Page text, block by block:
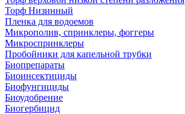
Торф Низинный
Пленка для водоемов
Микрополив, спринклеры, фоггеры
Микроспринклеры
Пробойники для капельной трубки
Биопрепараты
Биоинсектициды
Биофунгициды
Биоудобрение
Биогербицид